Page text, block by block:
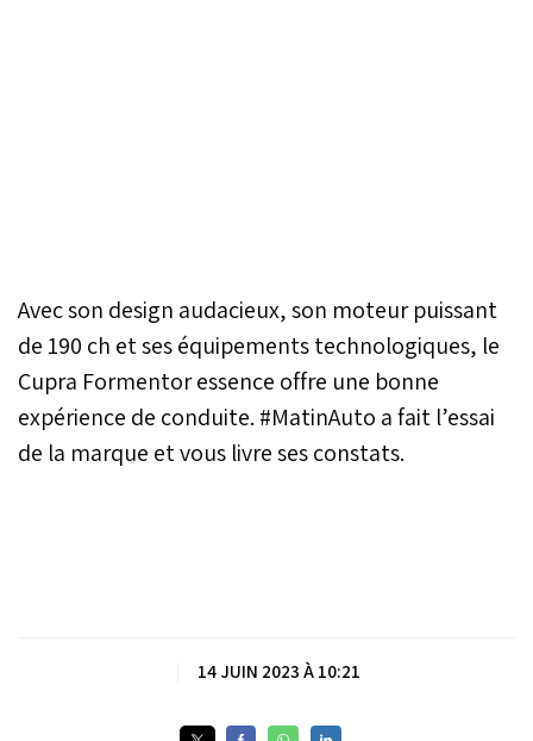
Avec son design audacieux, son moteur puissant
de 190 ch et ses équipements technologiques, le
Cupra Formentor essence offre une bonne
expérience de conduite. #MatinAuto a fait l’essai
de la marque et vous livre ses constats.
14 JUIN 2023 À 10:21